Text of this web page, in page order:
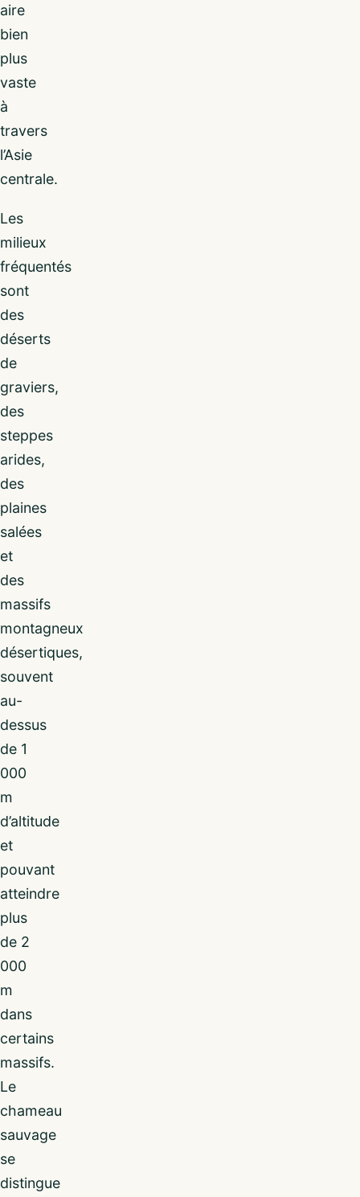
aire
bien
plus
vaste
à
travers
l’Asie
centrale.
Les
milieux
fréquentés
sont
des
déserts
de
graviers,
des
steppes
arides,
des
plaines
salées
et
des
massifs
montagneux
désertiques,
souvent
au-
dessus
de 1
000
m
d’altitude
et
pouvant
atteindre
plus
de 2
000
m
dans
certains
massifs.
Le
chameau
sauvage
se
distingue